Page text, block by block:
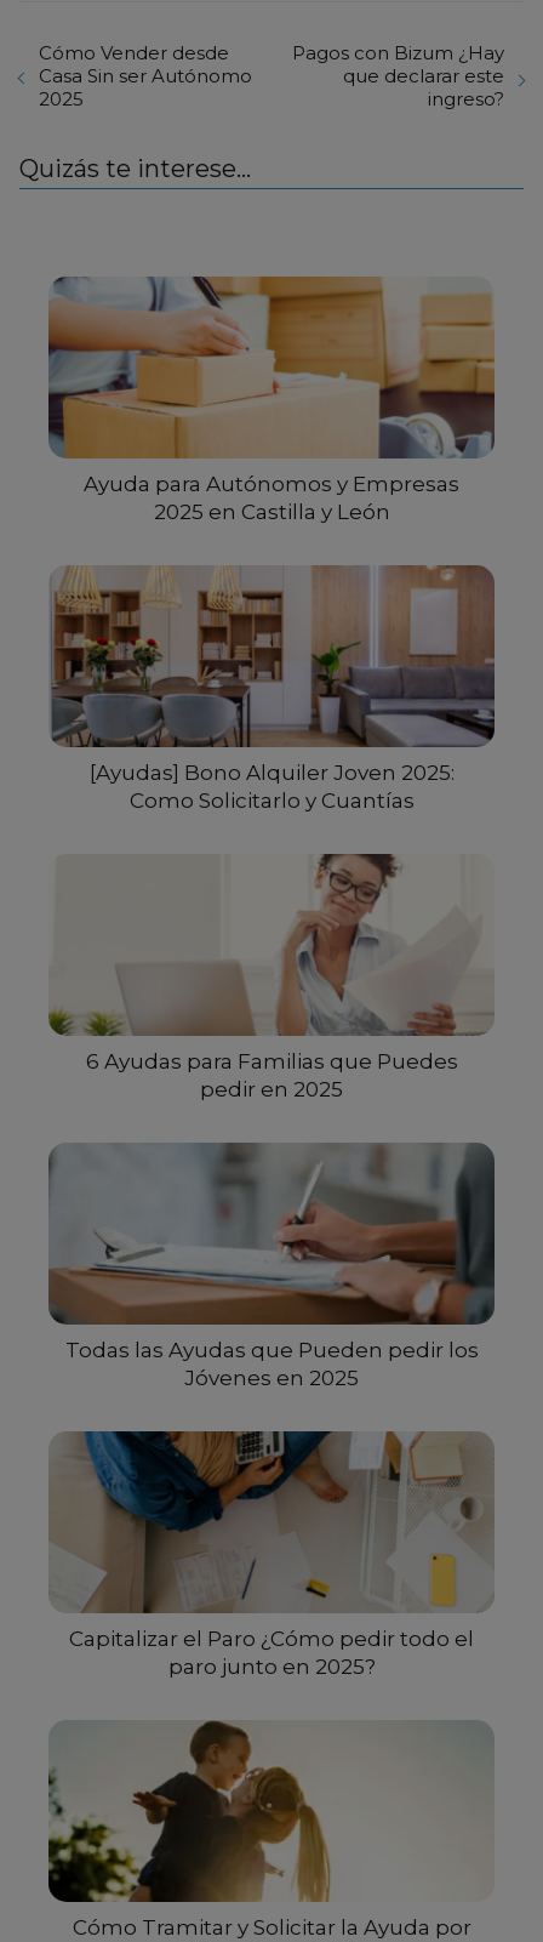
Cómo Vender desde
Casa Sin ser Autónomo
2025
Pagos con Bizum ¿Hay
que declarar este
ingreso?
Quizás te interese...
Ayuda para Autónomos y Empresas
2025 en Castilla y León
[Ayudas] Bono Alquiler Joven 2025:
Como Solicitarlo y Cuantías
6 Ayudas para Familias que Puedes
pedir en 2025
Todas las Ayudas que Pueden pedir los
Jóvenes en 2025
Capitalizar el Paro ¿Cómo pedir todo el
paro junto en 2025?
Cómo Tramitar y Solicitar la Ayuda por